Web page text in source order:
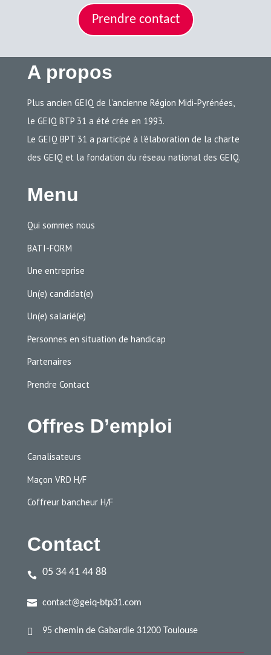
Prendre contact
A propos
Plus ancien GEIQ de l’ancienne Région Midi-Pyrénées,
le GEIQ BTP 31 a été crée en 1993.
Le GEIQ BPT 31 a participé à l’élaboration de la charte
des GEIQ et la fondation du réseau national des GEIQ.
Menu
Qui sommes nous
BATI-FORM
Une entreprise
Un(e) candidat(e)
Un(e) salarié(e)
Personnes en situation de handicap
Partenaires
Prendre Contact
Offres D’emploi
Canalisateurs
Maçon VRD H/F
Coffreur bancheur H/F
Contact
 05 34 41 44 88
 contact@geiq-btp31.com
 95 chemin de Gabardie 31200 Toulouse